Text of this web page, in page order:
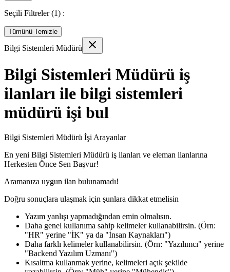
Seçili Filtreler (1) :
Tümünü Temizle
Bilgi Sistemleri Müdürü
Bilgi Sistemleri Müdürü iş
ilanları ile bilgi sistemleri
müdürü işi bul
Bilgi Sistemleri Müdürü İşi Arayanlar
En yeni Bilgi Sistemleri Müdürü iş ilanları ve eleman ilanlarına
Herkesten Önce Sen Başvur!
Aramanıza uygun ilan bulunamadı!
Doğru sonuçlara ulaşmak için şunlara dikkat etmelisin
Yazım yanlışı yapmadığından emin olmalısın.
Daha genel kullanıma sahip kelimeler kullanabilirsin. (Örn:
"HR" yerine "İK" ya da "İnsan Kaynakları")
Daha farklı kelimeler kullanabilirsin. (Örn: "Yazılımcı" yerine
"Backend Yazılım Uzmanı")
Kısaltma kullanmak yerine, kelimeleri açık şekilde